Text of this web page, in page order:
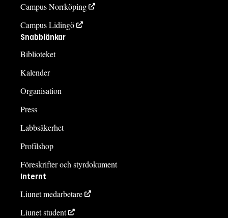
Campus Norrköping
Campus Lidingö
Snabblänkar
Biblioteket
Kalender
Organisation
Press
Labbsäkerhet
Profilshop
Föreskrifter och styrdokument
Internt
Liunet medarbetare
Liunet student